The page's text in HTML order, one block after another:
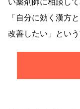
「自分に効く漢方
改善したい」とい